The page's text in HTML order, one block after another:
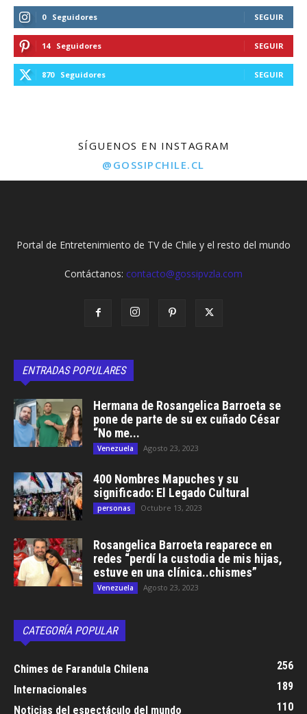
0 Seguidores SEGUIR
14 Seguidores SEGUIR
870 Seguidores SEGUIR
SÍGUENOS EN INSTAGRAM
@GOSSIPCHILE.CL
Portal de Entretenimiento de TV de Chile y el resto del mundo
Contáctanos: contacto@gossipvzla.com
ENTRADAS POPULARES
Hermana de Rosangelica Barroeta se
pone de parte de su ex cuñado César
“No me...
Venezuela Agosto 23, 2023
400 Nombres Mapuches y su
significado: El Legado Cultural
personas Octubre 13, 2023
Rosangelica Barroeta reaparece en
redes “perdí la custodia de mis hijas,
estuve en una clínica..chismes”
Venezuela Agosto 23, 2023
CATEGORÍA POPULAR
Chimes de Farandula Chilena
256
Internacionales
189
Noticias del espectáculo del mundo
110